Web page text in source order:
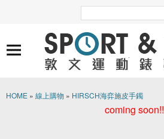
HOME » 線上購物 » HIRSCH海弈施皮手鐲
coming soon!!